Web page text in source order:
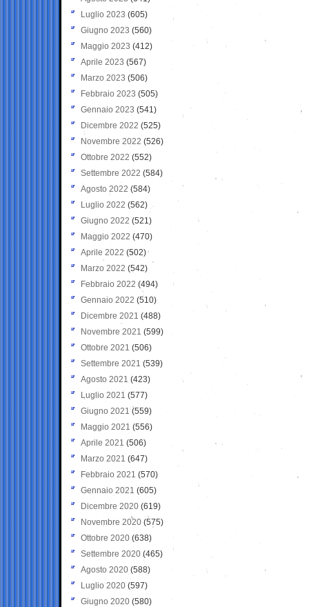
Luglio 2023 (605)
Giugno 2023 (560)
Maggio 2023 (412)
Aprile 2023 (567)
Marzo 2023 (506)
Febbraio 2023 (505)
Gennaio 2023 (541)
Dicembre 2022 (525)
Novembre 2022 (526)
Ottobre 2022 (552)
Settembre 2022 (584)
Agosto 2022 (584)
Luglio 2022 (562)
Giugno 2022 (521)
Maggio 2022 (470)
Aprile 2022 (502)
Marzo 2022 (542)
Febbraio 2022 (494)
Gennaio 2022 (510)
Dicembre 2021 (488)
Novembre 2021 (599)
Ottobre 2021 (506)
Settembre 2021 (539)
Agosto 2021 (423)
Luglio 2021 (577)
Giugno 2021(559)
Maggio 2021 (556)
Aprile 2021 (506)
Marzo 2021 (647)
Febbraio 2021 (570)
Gennaio 2021 (605)
Dicembre 2020 (619)
Novembre 2020 (575)
Ottobre 2020 (638)
Settembre 2020(465)
Agosto 2020 (588)
Luglio 2020 (597)
Giugno 2020 (580)